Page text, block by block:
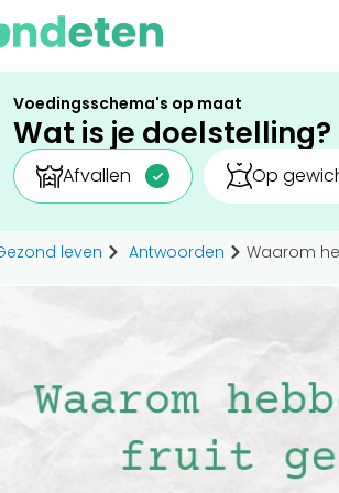
Voedingsschema's op maat
Wat is je doelstelling?
Afvallen Op
leven Antwoorden Waarom